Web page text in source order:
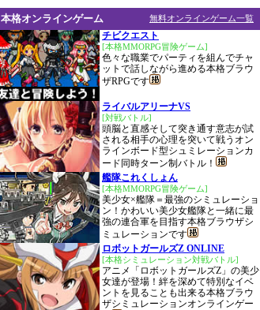
無料オンラインゲーム一覧
本格オンラインゲーム
チビクエスト
[本格MMORPG冒険ゲーム]
色々な職業でパーティを組んでチャ
ットで話しながら進める本格ブラウ
ザRPGです
ライバルアリーナVS
[対戦バトル]
頭脳と直感そして突き通す意志が試
される相手の心理を突いて戦うオン
ラインボード型シュミレーションカ
ード同時ターン制バトル！
艦隊これくしょん
[本格MMORPG冒険ゲーム]
美少女×艦隊＝最強のシミュレーショ
ン！かわいい美少女艦隊と一緒に最
強の連合軍を目指す本格ブラウザシ
ミュレーションです
ロボットガールズZ ONLINE
[本格シミュレーション対戦バトル]
アニメ「ロボットガールズZ」の美少
女達が登場！絆を深めて特別なイベ
ントを見ることも出来る本格ブラウ
ザシミュレーションオンラインゲー